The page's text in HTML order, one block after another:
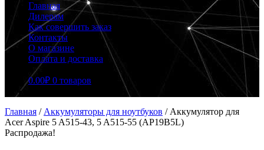
Главная
Дилерам
Как совершить заказ
Контакты
О магазине
Оплата и доставка
0.00₽ 0 товаров
Главная / Аккумуляторы для ноутбуков / Аккумулятор для
Acer Aspire 5 A515-43, 5 A515-55 (AP19B5L)
Распродажа!